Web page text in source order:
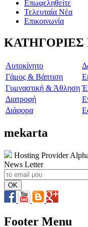
Επωφεληθείτε
Τελευταία Νέα
Επικοινωνία
Aυτοκίνητο
Γάμος & Βάπτιση
Γυμναστική & Άθληση
Διατροφή
Διάφορα
mekarta
Hosting Provider
News Letter
Footer Menu